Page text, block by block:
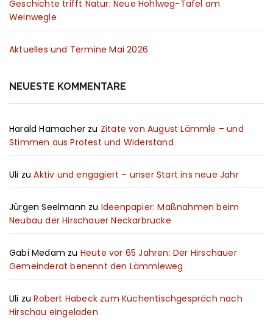
Geschichte trifft Natur: Neue Hohlweg-Tafel am
Weinwegle
Aktuelles und Termine Mai 2026
NEUESTE KOMMENTARE
Harald Hamacher zu Zitate von August Lämmle – und
Stimmen aus Protest und Widerstand
Uli zuAktiv und engagiert – unser Start ins neue Jahr
Jürgen Seelmann zu Ideenpapier: Maßnahmen beim
Neubau der Hirschauer Neckarbrücke
Gabi Medam zu Heute vor 65 Jahren: Der Hirschauer
Gemeinderat benennt den Lämmleweg
Uli zuRobert Habeck zum Küchentischgespräch nach
Hirschau eingeladen